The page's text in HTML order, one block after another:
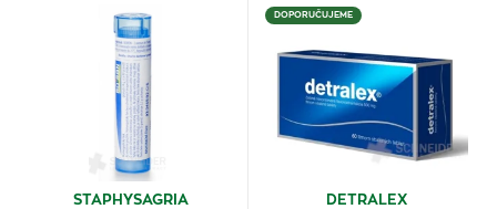
STAPHYSAGRIA
DOPORUČUJEME
DETRALEX